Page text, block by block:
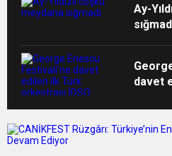
Ay-
davet
yurda